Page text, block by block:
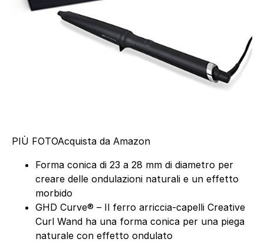
PIÙ FOTOAcquista da Amazon
Forma conica di 23 a 28 mm di diametro per
creare delle ondulazioni naturali e un effetto
morbido
GHD Curve® – Il ferro arriccia-capelli Creative
Curl Wand ha una forma conica per una piega
naturale con effetto ondulato